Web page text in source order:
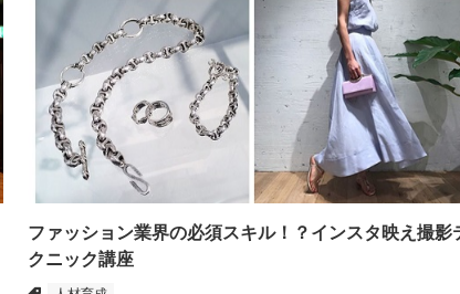
ファッション業界の必須スキル！？インスタ映え撮影
クニック講座